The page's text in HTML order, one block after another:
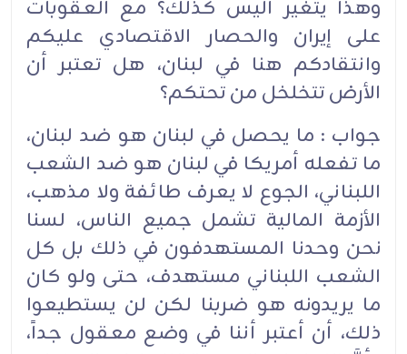
وهذا يتغير أليس كذلك؟ مع العقوبات
على إيران والحصار الاقتصادي عليكم
وانتقادكم هنا في لبنان، هل تعتبر أن
الأرض تتخلخل من تحتكم؟
جواب : ما يحصل في لبنان هو ضد لبنان،
ما تفعله أمريكا في لبنان هو ضد الشعب
اللبناني، الجوع لا يعرف طائفة ولا مذهب،
الأزمة المالية تشمل جميع الناس، لسنا
نحن وحدنا المستهدفون في ذلك بل كل
الشعب اللبناني مستهدف، حتى ولو كان
ما يريدونه هو ضربنا لكن لن يستطيعوا
ذلك، أن أعتبر أننا في وضع معقول جداً،